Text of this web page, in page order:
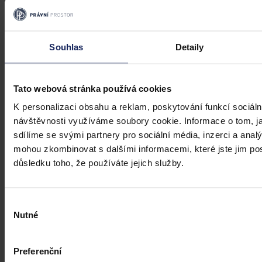
Souhlas Detaily
Tato webová stránka používá cookies
K personalizaci obsahu a reklam, poskytování funkcí
návštěvnosti využíváme soubory cookie. Informace o tom,
sdílíme se svými partnery pro sociální média, inzerci a
mohou zkombinovat s dalšími informacemi, které jste jim
důsledku toho, že používáte jejich služby.
souhlasu
Nutné
Preferenční
Transparentní odměňování v Česku má